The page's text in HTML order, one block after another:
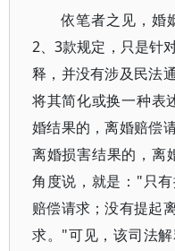
依笔者之见，婚
2、3款规定，只是针
释，并没有涉及民法
将其简化或换一种表
婚结果的，离婚赔偿
离婚损害结果的，离
角度说，就是："只
赔偿请求；没有提起
求。"可见，该司法